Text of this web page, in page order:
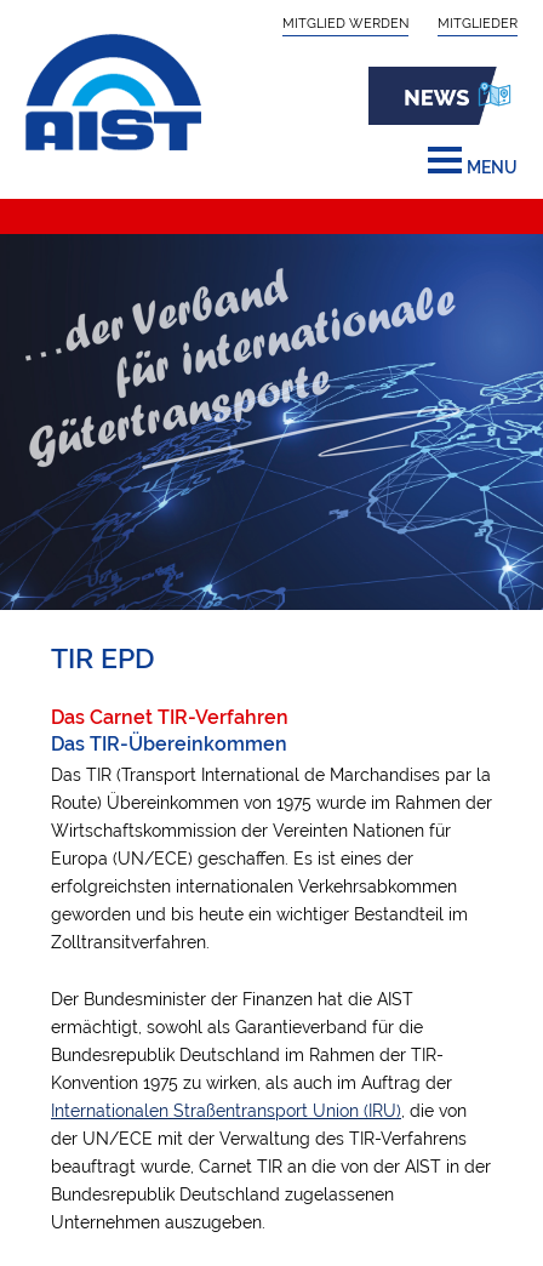
MITGLIED WERDEN MITGLIEDER
MENU
TIR EPD
Das Carnet TIR-Verfahren
Das TIR-Übereinkommen
Das TIR (Transport International de Marchandises par la
Route) Übereinkommen von 1975 wurde im Rahmen der
Wirtschaftskommission der Vereinten Nationen für
Europa (UN/ECE) geschaffen. Es ist eines der
erfolgreichsten internationalen Verkehrsabkommen
geworden und bis heute ein wichtiger Bestandteil im
Zolltransitverfahren.
Der Bundesminister der Finanzen hat die AIST
ermächtigt, sowohl als Garantieverband für die
Bundesrepublik Deutschland im Rahmen der TIR-
Konvention 1975 zu wirken, als auch im Auftrag der
Internationalen Straßentransport Union (IRU) , die von
der UN/ECE mit der Verwaltung des TIR-Verfahrens
beauftragt wurde, Carnet TIR an die von der AIST in der
Bundesrepublik Deutschland zugelassenen
Unternehmen auszugeben.